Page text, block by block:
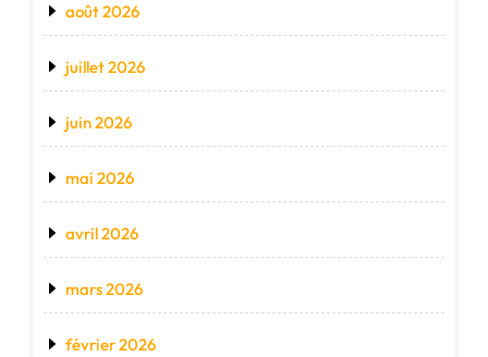
août 2026
juillet 2026
juin 2026
mai 2026
avril 2026
mars 2026
février 2026